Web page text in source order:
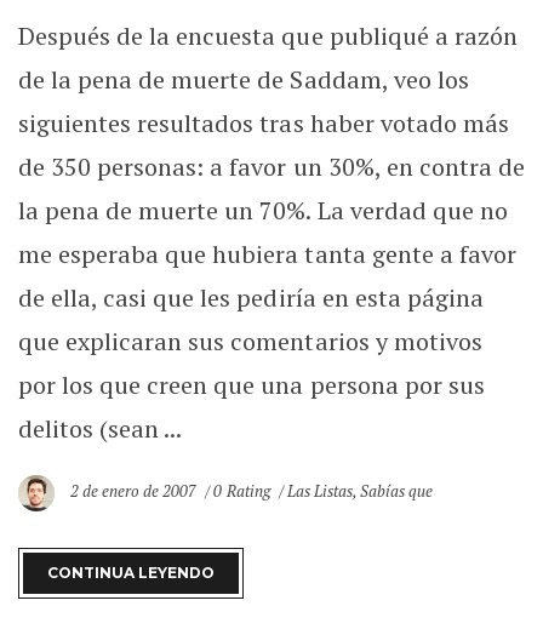
Después de la encuesta que publiqué a razón
de la pena de muerte de Saddam, veo los
siguientes resultados tras haber votado más
de 350 personas: a favor un 30%, en contra de
la pena de muerte un 70%. La verdad que no
me esperaba que hubiera tanta gente a favor
de ella, casi que les pediría en esta página
que explicaran sus comentarios y motivos
por los que creen que una persona por sus
delitos (sean ...
2 de enero de 2007 0 Rating Las Listas,Sabías que
CONTINUA LEYENDO